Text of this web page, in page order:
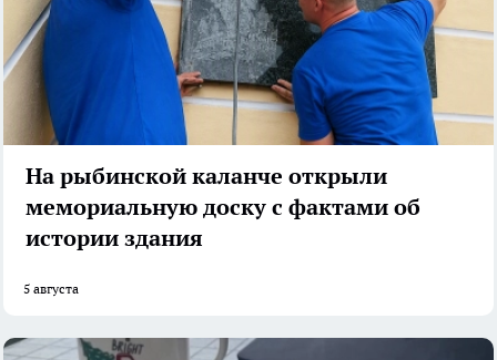
На рыбинской каланче открыли
мемориальную доску с фактами об
истории здания
5 августа